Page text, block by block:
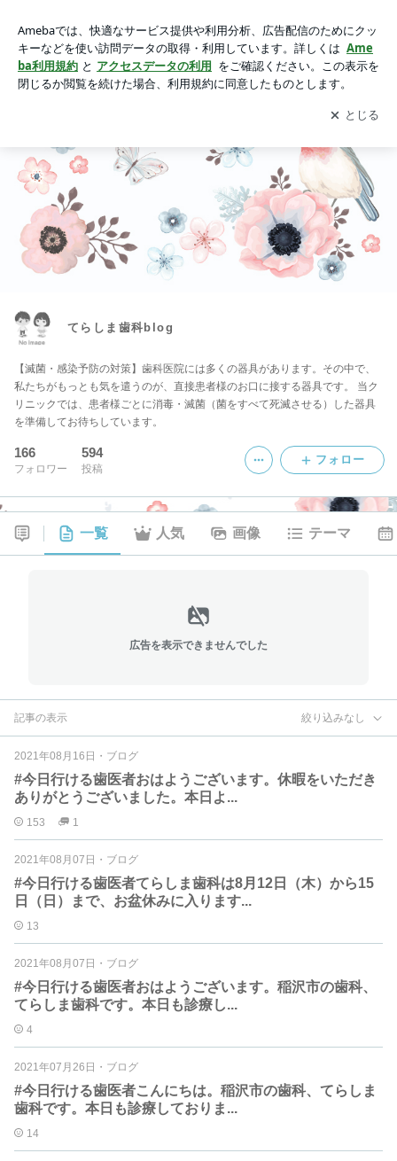
アプリをダウンロードして ブログの更新通知
を受け取りまし
ょう。
開く
てらしま歯科blog
【滅菌・感染予防の対策】歯科医院には多くの器具があります。その中で、
私たちがもっとも気を遣うのが、直接患者様のお口に接する器具です。 当ク
リニックでは、患者様ごとに消毒・滅菌（菌をすべて死滅させる）した器具
を準備してお待ちしています。
166
フォロワー
594
投稿
フォロー
一覧 人気 画像 テーマ
広告を表示できませんでした
記事の表示 絞り込みなし
2021年08月16日 ・ ブログ
#今日行ける歯医者おはようございます。休暇をいただき
ありがとうございました。本日よ...
153 1
2021年08月07日 ・ ブログ
#今日行ける歯医者てらしま歯科は8月12日（木）から15
日（日）まで、お盆休みに入ります...
13
2021年08月07日 ・ ブログ
#今日行ける歯医者おはようございます。稲沢市の歯科、
てらしま歯科です。本日も診療し...
4
2021年07月26日 ・ ブログ
#今日行ける歯医者こんにちは。稲沢市の歯科、てらしま
歯科です。本日も診療しておりま...
14